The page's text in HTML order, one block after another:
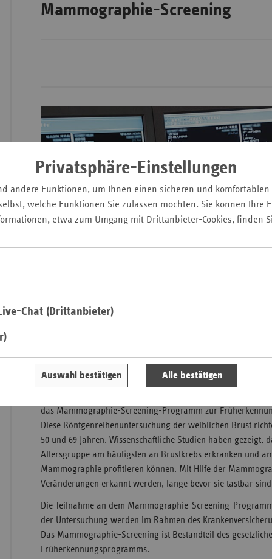
Privatsphäre-Einstellungen
andere Funktionen, um Ihnen einen sicheren und
welche Funktionen Sie zulassen möchten. Sie können Ihre
etwa zum Umgang mit Drittanbieter-Cookies, finden
Chat (Drittanbieter)
Auswahl bestätigen Alle bestätigen
Mammographie-Screening
Erkennung verbessert die Behandlungsmöglichkeiten und
diesem Hintergrund haben die Ersatzkassen gemeinsam mit
das Mammographie-Screening-Programm zur
Diese Röntgenreihenuntersuchung der weiblichen Brust
50 und 69 Jahren. Wissenschaftliche Studien haben gezeigt,
Altersgruppe am häufigsten an Brustkrebs erkranken und
Mammographie profitieren können. Mit Hilfe der
Veränderungen erkannt werden, lange bevor sie tastbar
Die Teilnahme an dem Mammographie-Screening-
der Untersuchung werden im Rahmen des
Das Mammographie-Screening ist Bestandteil des
Früherkennungsprogramms.